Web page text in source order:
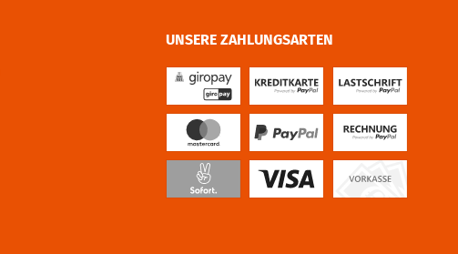
UNSERE ZAHLUNGSARTEN